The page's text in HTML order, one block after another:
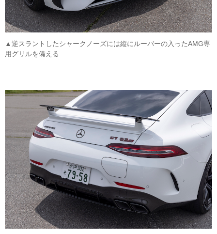
▲逆スラントしたシャークノーズには縦にルーバーの入ったAMG専
用グリルを備える